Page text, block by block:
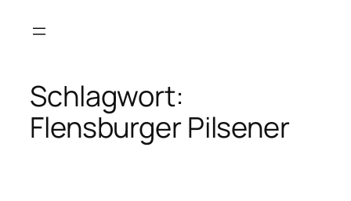
Inhalt
Schlagwort:
Flensburger Pilsener